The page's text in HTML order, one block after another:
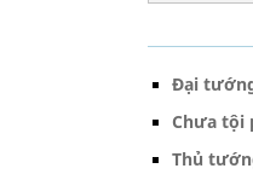
Đại
Chưa tội
Thủ